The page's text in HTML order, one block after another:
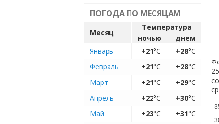
ПОГОДА ПО МЕСЯЦАМ
Месяц
Температура
ночью
днем
Январь
+21°C +28°C
Февраль
+21°C +28°C
Март
+21°C +29°C
Апрель
+22°C +30°C
Май
+23°C +31°C